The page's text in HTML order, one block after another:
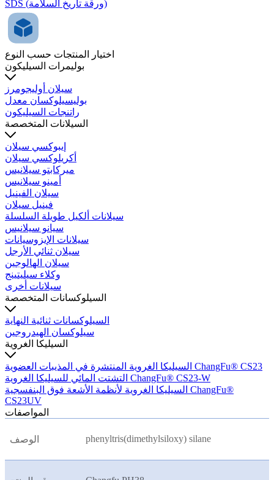
SDS (ورقة تاريخ السلامة)
اختيار المنتجات حسب النوع
بوليمرات السيليكون
سيلان أوليجومرز
بوليسيلوكسان معدل
راتنجات السيليكون
السيلانات المتخصصة
إيبوكسي سيلان
أكريلوكسي سيلان
ميركابتو سيلانيس
أمينو سيلانيس
سيلان الفينيل
فينيل سيلان
سيلانات ألكيل طويلة السلسلة
سيانو سيلانيس
سيلانات الإيزوسيانات
سيلان ثنائي الأرجل
سيلان الهالوجين
وكلاء سيليتينج
سيلانات أخرى
السيلوكسانات المتخصصة
السيلوكسانات ثنائية النهاية
سيلوكسان الهيدروجين
السيليكا الغروية
السيليكا الغروية المنتشرة في المذيبات العضوية ChangFu® CS23
التشتت المائي للسيليكا الغروية ChangFu® CS23-W
السيليكا الغروية لأنظمة الأشعة فوق البنفسجية ChangFu®
CS23UV
المواصفات
الوصف phenyltris(dimethylsiloxy) silane